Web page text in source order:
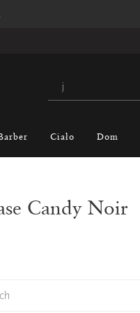
Ciało Dom
Candy Noir